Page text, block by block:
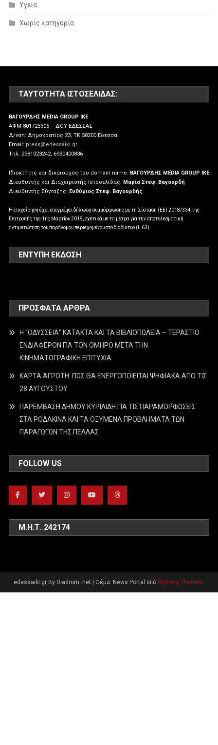
Υγεία
Χωρίς κατηγορία
ΤΑΥΤΌΤΗΤΑ ΙΣΤΟΣΕΛΊΔΑΣ:
ΒΑΓΟΥΡΔΗΣ MEDIA GROUP IKE
ΑΦΜ 801723306 – ΔΟΥ ΕΔΕΣΣΑΣ
Δ/νση: Δημοκρατίας 23, ΤΚ 58200 Εδεσσα
Email: press@edessaiki.gr
Tηλ. 2381023242, 6930400836
Ιδιοκτήτης και δικαιούχος του domain name: ΒΑΓΟΥΡΔΗΣ MEDIA GROUP IKE
Διευθυντής και Διαχειριστής Ιστοσελίδας: Μαρία Στεφ. Βαγουρδή
Διευθυντής Σύνταξης: Ευθύμιος Στεφ. Βαγουρδής
Η επιχείρηση έχει υπογράψει δήλωση συμμόρφωσης με τη Σύσταση (ΕΕ) 2018/334 της
Επιτροπής της 1ης Μαρτίου 2018, σχετικά με τα μέτρα για την αποτελεσματική
αντιμετώπιση του παράνομου περιεχομένου στο διαδίκτυο (L 63)
ΕΝΤΥΠΗ ΕΚΔΟΣΗ
ΠΡΌΣΦΑΤΑ ΆΡΘΡΑ
Η “ΟΔΥΣΣΕΙΑ” ΚΑΤΑΚΤΑ ΚΑΙ ΤΑ ΒΙΒΛΙΟΠΩΛΕΙΑ – ΤΕΡΑΣΤΙΟ
ΕΝΔΙΑΦΕΡΟΝ ΓΙΑ ΤΟΝ ΟΜΗΡΟ ΜΕΤΑ ΤΗΝ
ΚΙΝΗΜΑΤΟΓΡΑΦΙΚΗ ΕΠΙΤΥΧΙΑ
ΚΑΡΤΑ ΑΓΡΟΤΗ: ΠΩΣ ΘΑ ΕΝΕΡΓΟΠΟΙΕΙΤΑΙ ΨΗΦΙΑΚΑ ΑΠΟ ΤΙΣ
28 ΑΥΓΟΥΣΤΟΥ
ΠΑΡΕΜΒΑΣΗ ΔΗΜΟΥ ΚΥΡΙΛΙΔΗ ΓΙΑ ΤΙΣ ΠΑΡΑΜΟΡΦΩΣΕΙΣ
ΣΤΑ ΡΟΔΑΚΙΝΑ ΚΑΙ ΤΑ ΟΞΥΜΕΝΑ ΠΡΟΒΛΗΜΑΤΑ ΤΩΝ
ΠΑΡΑΓΩΓΩΝ ΤΗΣ ΠΕΛΛΑΣ
FOLLOW US
Μ.Η.Τ. 242174
edessaiki.gr By Diadromi.net Θέμα: News Portal από Mystery Themes.